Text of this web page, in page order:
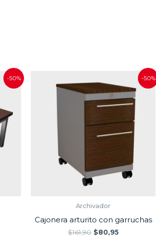
-50% -50%
Archivador
Cajonera arturito con garruchas
$161,90 $80,95